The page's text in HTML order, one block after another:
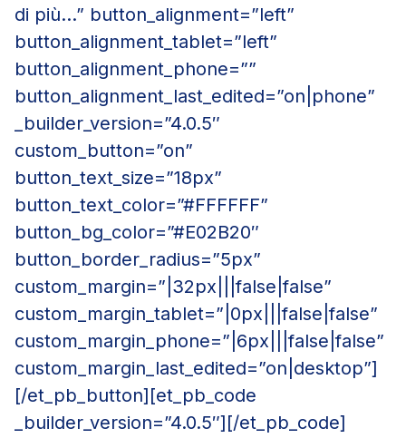
di più…” button_alignment=”left”
button_alignment_tablet=”left”
button_alignment_phone=””
button_alignment_last_edited=”on|phone”
_builder_version=”4.0.5″
custom_button=”on”
button_text_size=”18px”
button_text_color=”#FFFFFF”
button_bg_color=”#E02B20″
button_border_radius=”5px”
custom_margin=”|32px|||false|false”
custom_margin_tablet=”|0px|||false|false”
custom_margin_phone=”|6px|||false|false”
custom_margin_last_edited=”on|desktop”]
[/et_pb_button][et_pb_code
_builder_version=”4.0.5″][/et_pb_code]